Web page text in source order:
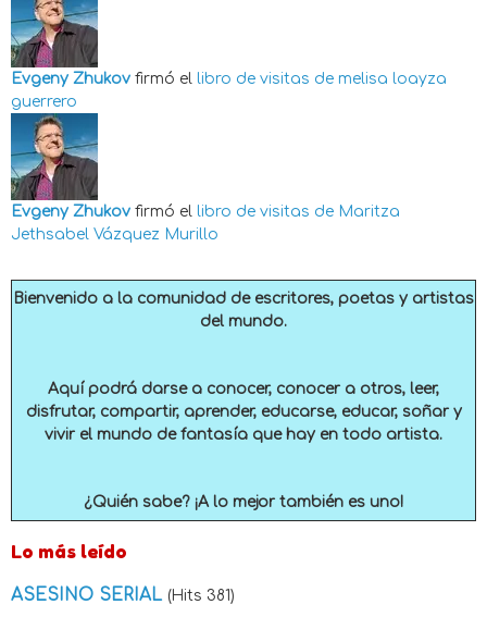
Evgeny Zhukov firmó el libro de visitas de melisa loayza
guerrero
Evgeny Zhukov firmó el libro de visitas de Maritza
Jethsabel Vázquez Murillo
Bienvenido a la comunidad de escritores, poetas y artistas
del mundo.
Aquí podrá darse a conocer, conocer a otros, leer,
disfrutar, compartir, aprender, educarse, educar, soñar y
vivir el mundo de fantasía que hay en todo artista.
¿Quién sabe? ¡A lo mejor también es uno!
Lo más leído
ASESINO SERIAL (Hits 381)